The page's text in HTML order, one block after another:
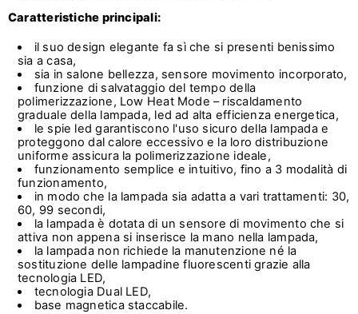
Caratteristiche principali:
il suo design elegante fa sì che si presenti benissimo
sia a casa,
sia in salone bellezza, sensore movimento incorporato,
funzione di salvataggio del tempo della
polimerizzazione, Low Heat Mode – riscaldamento
graduale della lampada, led ad alta efficienza energetica,
le spie led garantiscono l'uso sicuro della lampada e
proteggono dal calore eccessivo e la loro distribuzione
uniforme assicura la polimerizzazione ideale,
funzionamento semplice e intuitivo, fino a 3 modalità di
funzionamento,
in modo che la lampada sia adatta a vari trattamenti: 30,
60, 99 secondi,
la lampada è dotata di un sensore di movimento che si
attiva non appena si inserisce la mano nella lampada,
la lampada non richiede la manutenzione né la
sostituzione delle lampadine fluorescenti grazie alla
tecnologia LED,
tecnologia Dual LED,
base magnetica staccabile.